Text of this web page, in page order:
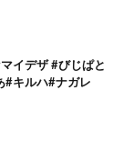
イデザ #びじぱと
#キルハ#ナガレ